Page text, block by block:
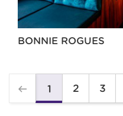
BONNIE ROGUES
1 2 3